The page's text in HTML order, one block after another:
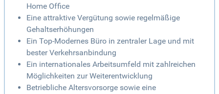
Home Office
Eine attraktive Vergütung sowie regelmäßige
Gehaltserhöhungen
Ein Top-Modernes Büro in zentraler Lage und mit
bester Verkehrsanbindung
Ein internationales Arbeitsumfeld mit zahlreichen
Möglichkeiten zur Weiterentwicklung
Betriebliche Altersvorsorge sowie eine